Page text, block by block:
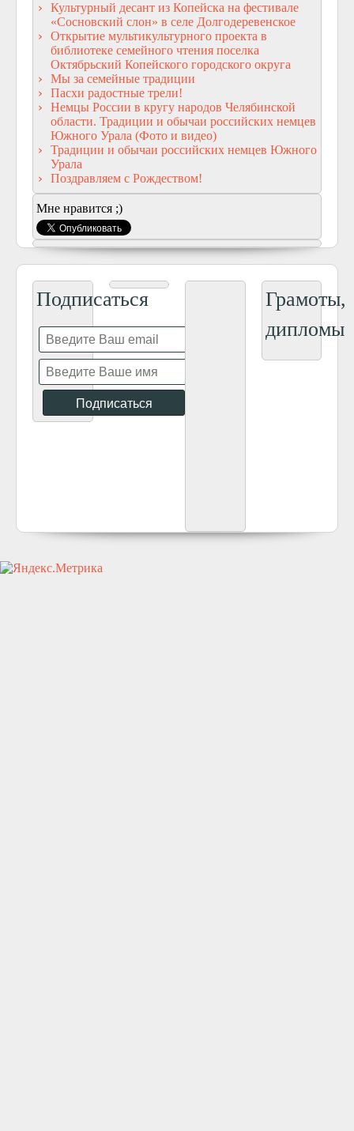
Культурный десант из Копейска на фестивале
«Сосновский слон» в селе Долгодеревенское
Открытие мультикультурного проекта в
библиотеке семейного чтения поселка
Октябрьский Копейского городского округа
Мы за семейные традиции
Пасхи радостные трели!
Немцы России в кругу народов Челябинской
области. Традиции и обычаи российских немцев
Южного Урала (Фото и видео)
Традиции и обычаи российских немцев Южного
Урала
Поздравляем с Рождеством!
Мне нравится ;)
Подписаться
Грамоты,
дипломы
icivil.ru